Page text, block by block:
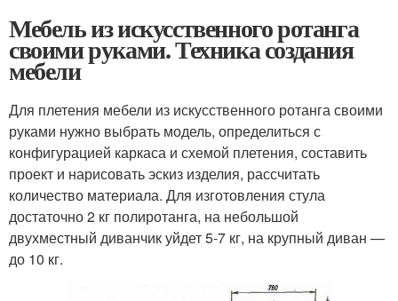
Мебель из искусственного ротанга
своими руками. Техника создания
мебели
Для плетения мебели из искусственного ротанга своими
руками нужно выбрать модель, определиться с
конфигурацией каркаса и схемой плетения, составить
проект и нарисовать эскиз изделия, рассчитать
количество материала. Для изготовления стула
достаточно 2 кг полиротанга, на небольшой
двухместный диванчик уйдет 5-7 кг, на крупный диван —
до 10 кг.